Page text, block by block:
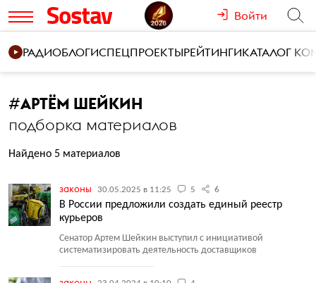
Войти
РАДИОБЛОГИСПЕЦПРОЕКТЫРЕЙТИНГИКАТАЛОГ
#АРТЁМ ШЕЙКИН
подборка материалов
Найдено 5 материалов
законы 30.05.2025 в 11:25 5 6
В России предложили создать единый реестр
курьеров
Сенатор Артем Шейкин выступил с инициативой
систематизировать деятельность доставщиков